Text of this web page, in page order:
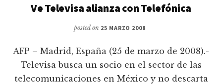
Ve Televisa alianza con Telefónica
posted on 25 MARZO 2008
AFP – Madrid, España (25 de marzo de 2008).-
Televisa busca un socio en el sector de las
telecomunicaciones en México y no descarta